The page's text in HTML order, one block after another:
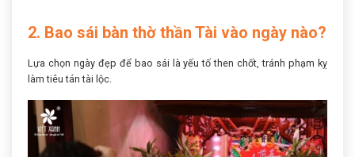
2. Bao sái bàn thờ thần Tài vào ngày nào?
Lựa chọn ngày đẹp để bao sái là yếu tố then chốt, tránh phạm kỵ
làm tiêu tán tài lộc.